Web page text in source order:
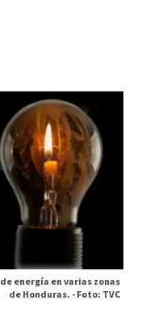
energía en varias zonas
de Honduras. -Foto: TVC